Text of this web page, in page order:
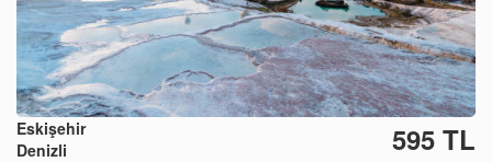
Eskişehir
Denizli
595 TL